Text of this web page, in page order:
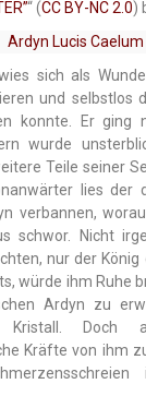
“ (CC BY-NC 2.0)
Ardyn Lucis Caelum
sich als
und selbstlos
konnte. Er ging
wurde
Teile seiner
lies der
verbannen,
schwor. Nicht
nur der König
würde ihm Ruhe
Ardyn zu
Doch
Kräfte von ihm